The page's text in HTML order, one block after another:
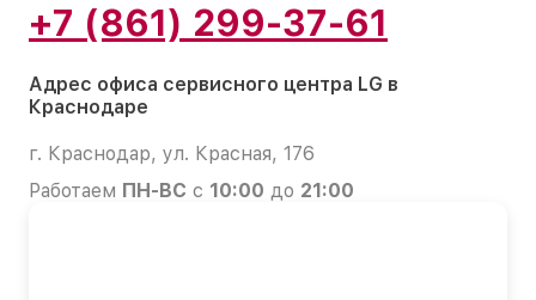
+7 (861) 299-37-61
Адрес офиса сервисного центра LG в
Краснодаре
г. Краснодар, ул. Красная, 176
Работаем ПН-ВС с 10:00 до 21:00